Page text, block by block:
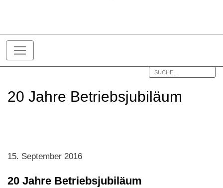
20 Jahre Betriebsjubiläum
15. September 2016
20 Jahre Betriebsjubiläum